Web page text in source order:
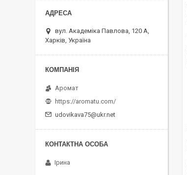
вул. Академіка Павлова, 120 А,
Харків, Україна
Аромат
https://aromatu.com/
udovikava75@ukr.net
Ірина